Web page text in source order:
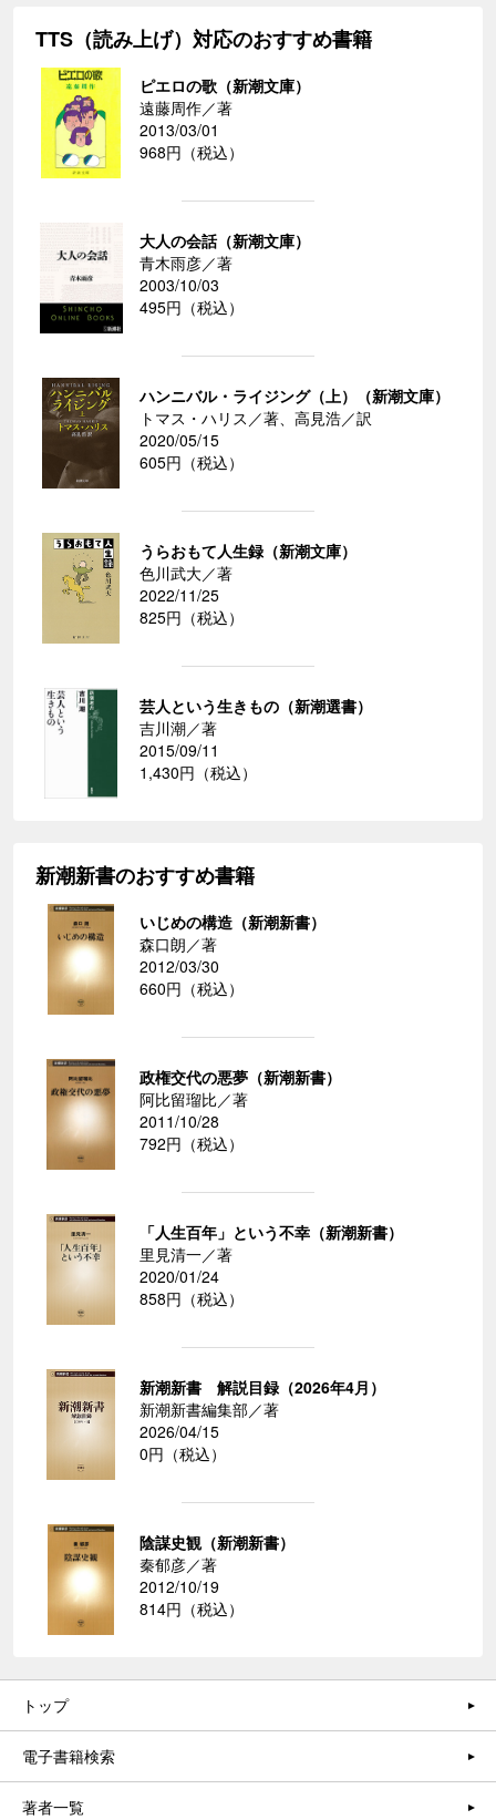
TTS（読み上げ）対応のおすすめ書籍
ピエロの歌（新潮文庫）
遠藤周作／著
2013/03/01
968円（税込）
大人の会話（新潮文庫）
青木雨彦／著
2003/10/03
495円（税込）
ハンニバル・ライジング（上）（新潮文庫）
トマス・ハリス／著、高見浩／訳
2020/05/15
605円（税込）
うらおもて人生録（新潮文庫）
色川武大／著
2022/11/25
825円（税込）
芸人という生きもの（新潮選書）
吉川潮／著
2015/09/11
1,430円（税込）
新潮新書のおすすめ書籍
いじめの構造（新潮新書）
森口朗／著
2012/03/30
660円（税込）
政権交代の悪夢（新潮新書）
阿比留瑠比／著
2011/10/28
792円（税込）
「人生百年」という不幸（新潮新書）
里見清一／著
2020/01/24
858円（税込）
新潮新書 解説目録（2026年4月）
新潮新書編集部／著
2026/04/15
0円（税込）
陰謀史観（新潮新書）
秦郁彦／著
2012/10/19
814円（税込）
トップ
電子書籍検索
著者一覧